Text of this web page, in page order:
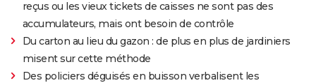
reçus ou les vieux tickets de caisses ne sont pas des
accumulateurs, mais ont besoin de contrôle
Du carton au lieu du gazon : de plus en plus de jardiniers
misent sur cette méthode
Des policiers déguisés en buisson verbalisent les